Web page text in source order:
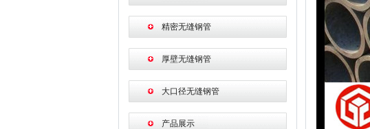
精密无缝钢管
厚壁无缝钢管
大口径无缝钢管
产品展示